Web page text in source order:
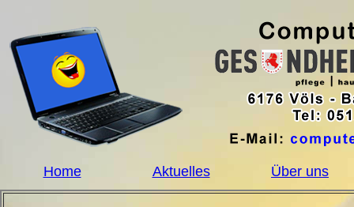
Home Aktuelles Über uns